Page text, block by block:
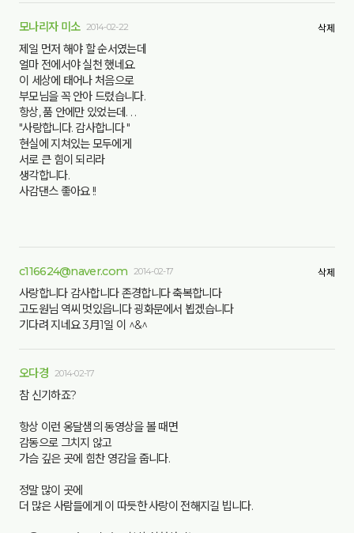
모나리자 미소 2014-02-22 삭제
제일 먼저 해야 할 순서였는데
얼마 전에서야 실천 했네요.
이 세상에 태어나 처음으로
부모님을 꼭 안아 드렸습니다.
항상, 품 안에만 있었는데. . .
"사랑합니다. 감사합니다 "
현실에 지쳐있는 모두에게
서로 큰 힘이 되리라
생각합니다.
사감댄스 좋아요 !!
c116624@naver.com 2014-02-17 삭제
사랑합니다 감사합니다 존경합니다 축복합니다
고도원님 역씨 멋있읍니다 굉화문에서 뵙겠습니다
기다려 지네요 3月1일 이 ^&^
오다경 2014-02-17
참 신기하죠?
항상 이런 옹달샘의 동영상을 볼 때면
감동으로 그치지 않고
가슴 깊은 곳에 힘찬 영감을 줍니다.
정말 많이 곳에
더 많은 사람들에게 이 따듯한 사랑이 전해지길 빕니다.